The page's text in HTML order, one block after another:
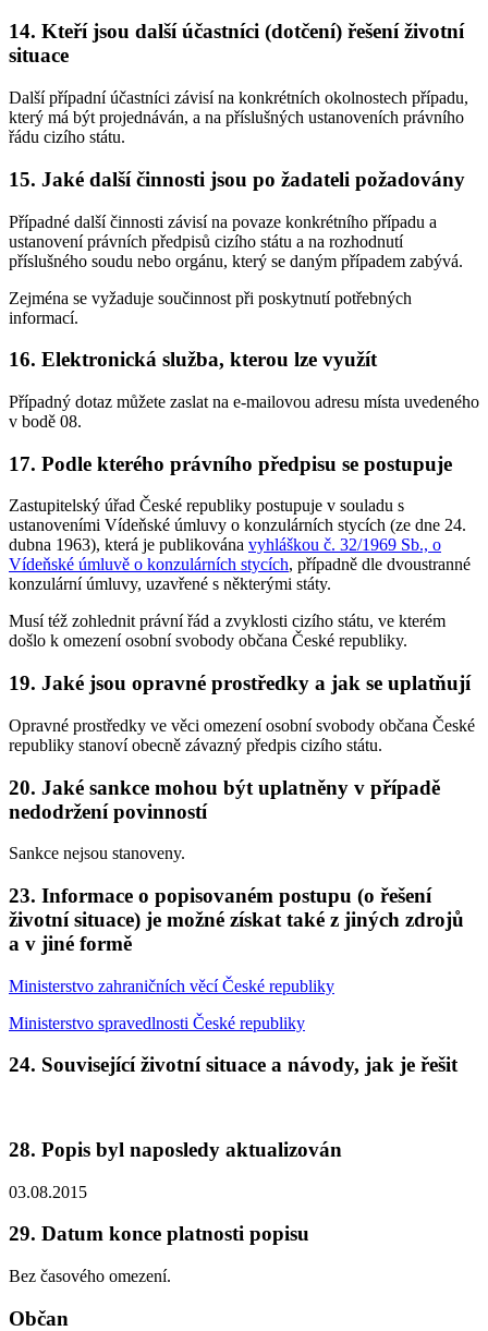
14. Kteří jsou další účastníci (dotčení) řešení životní
situace
Další případní účastníci závisí na konkrétních okolnostech případu,
který má být projednáván, a na příslušných ustanoveních právního
řádu cizího státu.
15. Jaké další činnosti jsou po žadateli požadovány
Případné další činnosti závisí na povaze konkrétního případu a
ustanovení právních předpisů cizího státu a na rozhodnutí
příslušného soudu nebo orgánu, který se daným případem zabývá.
Zejména se vyžaduje součinnost při poskytnutí potřebných
informací.
16. Elektronická služba, kterou lze využít
Případný dotaz můžete zaslat na e-mailovou adresu místa uvedeného
v bodě 08.
17. Podle kterého právního předpisu se postupuje
Zastupitelský úřad České republiky postupuje v souladu s
ustanoveními Vídeňské úmluvy o konzulárních stycích (ze dne 24.
dubna 1963), která je publikována vyhláškou č. 32/1969 Sb., o
Vídeňské úmluvě o konzulárních stycích, případně dle dvoustranné
konzulární úmluvy, uzavřené s některými státy.
Musí též zohlednit právní řád a zvyklosti cizího státu, ve kterém
došlo k omezení osobní svobody občana České republiky.
19. Jaké jsou opravné prostředky a jak se uplatňují
Opravné prostředky ve věci omezení osobní svobody občana České
republiky stanoví obecně závazný předpis cizího státu.
20. Jaké sankce mohou být uplatněny v případě
nedodržení povinností
Sankce nejsou stanoveny.
23. Informace o popisovaném postupu (o řešení
životní situace) je možné získat také z jiných zdrojů
a v jiné formě
Ministerstvo zahraničních věcí České republiky
Ministerstvo spravedlnosti České republiky
24. Související životní situace a návody, jak je řešit
28. Popis byl naposledy aktualizován
03.08.2015
29. Datum konce platnosti popisu
Bez časového omezení.
Občan